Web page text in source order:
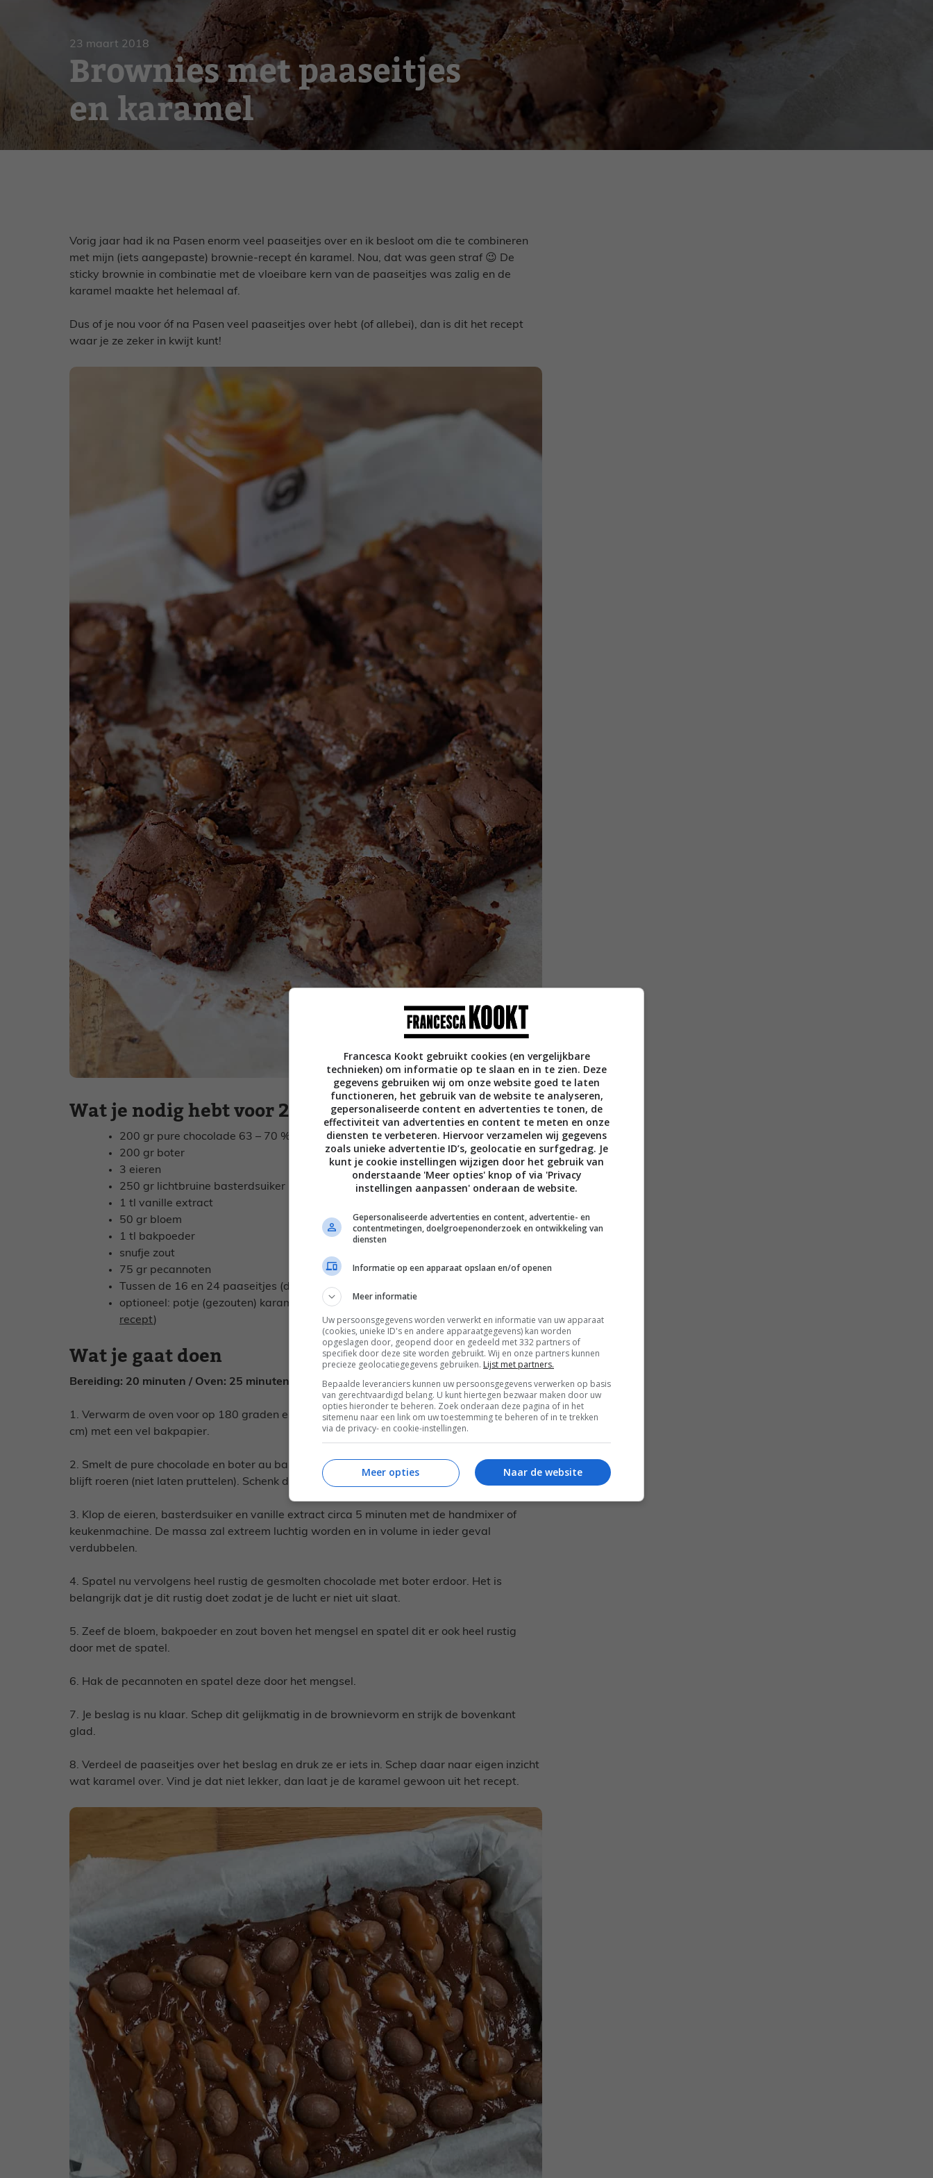
23 maart 2018
Brownies met paaseitjes
en karamel
Vorig jaar had ik na Pasen enorm veel paaseitjes over en ik besloot om die te combineren
met mijn (iets aangepaste) brownie-recept én karamel. Nou, dat was geen straf 😉 De
sticky brownie in combinatie met de vloeibare kern van de paaseitjes was zalig en de
karamel maakte het helemaal af.
Dus of je nou voor óf na Pasen veel paaseitjes over hebt (of allebei), dan is dit het recept
waar je ze zeker in kwijt kunt!
Wat je nodig hebt voor 20 brownies
200 gr pure chocolade 63 – 70 %
200 gr boter
3 eieren
250 gr lichtbruine basterdsuiker
1 tl vanille extract
50 gr bloem
1 tl bakpoeder
snufje zout
75 gr pecannoten
Tussen de 16 en 24 paaseitjes (dat bepaal je zelf)
optioneel: potje (gezouten) karamel, gekocht of zelfgemaakt (
recept)
Wat je gaat doen
Bereiding: 20 minuten / Oven: 25 minuten
1. Verwarm de oven voor op 180 graden en bekleed een brownieblik (mijn blik is 28 x 18
cm) met een vel bakpapier.
2. Smelt de pure chocolade en boter au bain-marie of in een pannetje op laag vuur terwijl je
blijft roeren (niet laten pruttelen). Schenk daarna over in een kom en laat afkoelen.
3. Klop de eieren, basterdsuiker en vanille extract circa 5 minuten met de handmixer of
keukenmachine. De massa zal extreem luchtig worden en in volume in ieder geval
verdubbelen.
4. Spatel nu vervolgens heel rustig de gesmolten chocolade met boter erdoor. Het is
belangrijk dat je dit rustig doet zodat je de lucht er niet uit slaat.
5. Zeef de bloem, bakpoeder en zout boven het mengsel en spatel dit er ook heel rustig
door met de spatel.
6. Hak de pecannoten en spatel deze door het mengsel.
7. Je beslag is nu klaar. Schep dit gelijkmatig in de brownievorm en strijk de bovenkant
glad.
8. Verdeel de paaseitjes over het beslag en druk ze er iets in. Schep daar naar eigen inzicht
wat karamel over. Vind je dat niet lekker, dan laat je de karamel gewoon uit het recept.
Francesca Kookt gebruikt cookies (en vergelijkbare
technieken) om informatie op te slaan en in te zien. Deze
gegevens gebruiken wij om onze website goed te laten
functioneren, het gebruik van de website te analyseren,
gepersonaliseerde content en advertenties te tonen, de
effectiviteit van advertenties en content te meten en onze
diensten te verbeteren. Hiervoor verzamelen wij gegevens
zoals unieke advertentie ID’s, geolocatie en surfgedrag. Je
kunt je cookie instellingen wijzigen door het gebruik van
onderstaande 'Meer opties' knop of via 'Privacy
instellingen aanpassen' onderaan de website.
Gepersonaliseerde advertenties en content, advertentie- en
contentmetingen, doelgroepenonderzoek en ontwikkeling van
diensten
Informatie op een apparaat opslaan en/of openen
Meer informatie
Uw persoonsgegevens worden verwerkt en informatie van uw apparaat
(cookies, unieke ID's en andere apparaatgegevens) kan worden
opgeslagen door, geopend door en gedeeld met 332 partners of
specifiek door deze site worden gebruikt. Wij en onze partners kunnen
precieze geolocatiegegevens gebruiken. Lijst met partners.
Bepaalde leveranciers kunnen uw persoonsgegevens verwerken op basis
van gerechtvaardigd belang. U kunt hiertegen bezwaar maken door uw
opties hieronder te beheren. Zoek onderaan deze pagina of in het
sitemenu naar een link om uw toestemming te beheren of in te trekken
via de privacy- en cookie-instellingen.
Naar de website
Meer opties